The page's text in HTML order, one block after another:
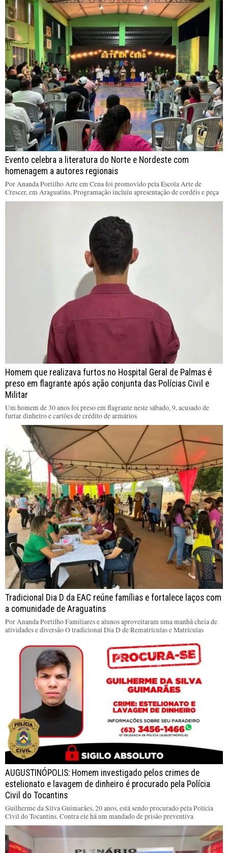
Evento celebra a literatura do Norte e Nordeste com
homenagem a autores regionais
Por Ananda Portilho Arte em Cena foi promovido pela Escola Arte de
Crescer, em Araguatins. Programação incluiu apresentação de cordéis e peça
Homem que realizava furtos no Hospital Geral de Palmas é
preso em flagrante após ação conjunta das Polícias Civil e
Militar
Um homem de 30 anos foi preso em flagrante neste sábado, 9, acusado de
furtar dinheiro e cartões de crédito de armários
Tradicional Dia D da EAC reúne famílias e fortalece laços com
a comunidade de Araguatins
Por Ananda Portilho Familiares e alunos aproveitaram uma manhã cheia de
atividades e diversão O tradicional Dia D de Rematrículas e Matrículas
AUGUSTINÓPOLIS: Homem investigado pelos crimes de
estelionato e lavagem de dinheiro é procurado pela Polícia
Civil do Tocantins
Guilherme da Silva Guimarães, 20 anos, está sendo procurado pela Polícia
Civil do Tocantins. Contra ele há um mandado de prisão preventiva